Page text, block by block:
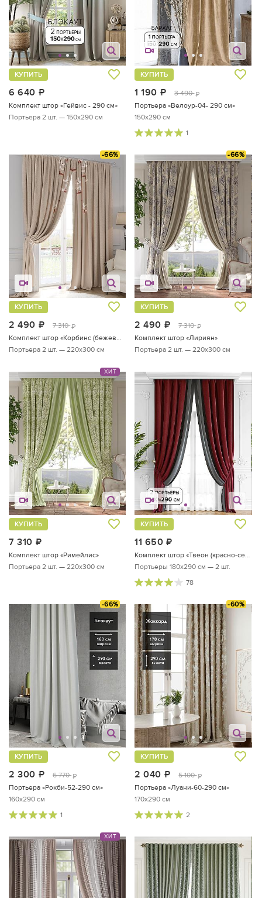
6 640
КУПИТЬ
Комплект штор «Гейвис - 290 см»
Портьера 2 шт. — 150х290 см
1 190 руб.
3 490 руб.
КУПИТЬ
Портьера «Велоур-04- 290 см»
150x290 см
1
-66%
2 490 руб.
7 310 руб.
КУПИТЬ
Комплект штор «Корбинс (бежевый)»
Портьера 2 шт. — 220х300 см
-66%
2 490 руб.
7 310 руб.
КУПИТЬ
Комплект штор «Лириян»
Портьера 2 шт. — 220х300 см
ХИТ
7 310
КУПИТЬ
Комплект штор «Римейлис»
Портьера 2 шт. — 220х300 см
11 650
КУПИТЬ
Комплект штор «Твеон (красно-серый)»
Портьеры 180х290 см — 2 шт.
78
-66%
2 300 руб.
6 770 руб.
КУПИТЬ
Портьера «Рокби-52-290 см»
160x290 см
1
-60%
2 040 руб.
5 100 руб.
КУПИТЬ
Портьера «Луани-60-290 см»
170x290 см
2
ХИТ